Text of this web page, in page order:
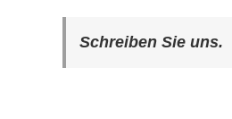
Schreiben Sie uns.